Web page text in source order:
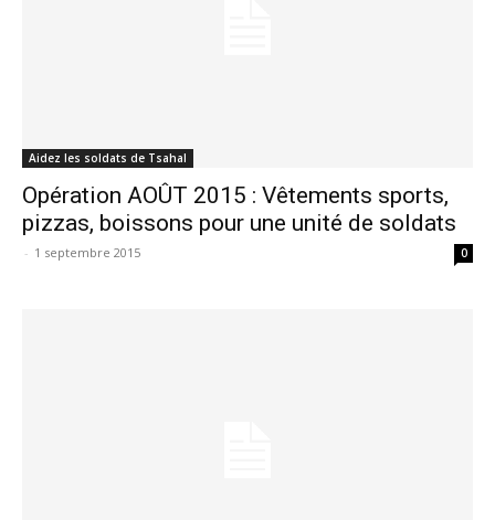
Aidez les soldats de Tsahal
Opération AOÛT 2015 : Vêtements sports,
pizzas, boissons pour une unité de soldats
- 1 septembre 2015 0